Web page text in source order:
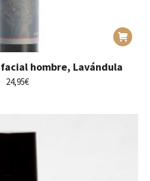
hombre, Lavándula
24,95€